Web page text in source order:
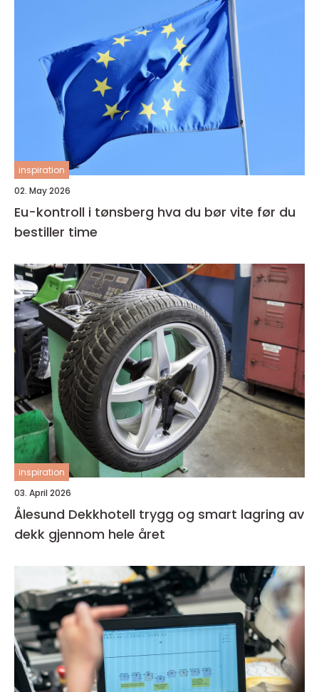
inspiration
02. May 2026
Eu-kontroll i tønsberg hva du bør vite før du
bestiller time
inspiration
03. April 2026
Ålesund Dekkhotell trygg og smart lagring av
dekk gjennom hele året